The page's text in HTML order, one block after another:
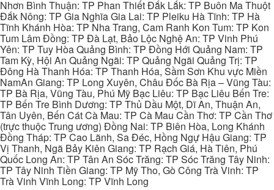
Nhơn Bình Thuận: TP Phan Thiết Đắk Lắk: TP Buôn Ma Thuột
Đắk Nông: TP Gia Nghĩa Gia Lai: TP Pleiku Hà Tĩnh: TP Hà
Tĩnh Khánh Hòa: TP Nha Trang, Cam Ranh Kon Tum: TP Kon
Tum Lâm Đồng: TP Đà Lạt, Bảo Lộc Nghệ An: TP Vinh Phú
Yên: TP Tuy Hòa Quảng Bình: TP Đồng Hới Quảng Nam: TP
Tam Kỳ, Hội An Quảng Ngãi: TP Quảng Ngãi Quảng Trị: TP
Đông Hà Thanh Hóa: TP Thanh Hóa, Sầm Sơn Khu vực Miền
NamAn Giang: TP Long Xuyên, Châu Đốc Bà Rịa – Vũng Tàu:
TP Bà Rịa, Vũng Tàu, Phú Mỹ Bạc Liêu: TP Bạc Liêu Bến Tre:
TP Bến Tre Bình Dương: TP Thủ Dầu Một, Dĩ An, Thuận An,
Tân Uyên, Bến Cát Cà Mau: TP Cà Mau Cần Thơ: TP Cần Thơ
(trực thuộc Trung ương) Đồng Nai: TP Biên Hòa, Long Khánh
Đồng Tháp: TP Cao Lãnh, Sa Đéc, Hồng Ngự Hậu Giang: TP
Vị Thanh, Ngã Bảy Kiên Giang: TP Rạch Giá, Hà Tiên, Phú
Quốc Long An: TP Tân An Sóc Trăng: TP Sóc Trăng Tây Ninh:
TP Tây Ninh Tiền Giang: TP Mỹ Tho, Gò Công Trà Vinh: TP
Trà Vinh Vĩnh Long: TP Vĩnh Long